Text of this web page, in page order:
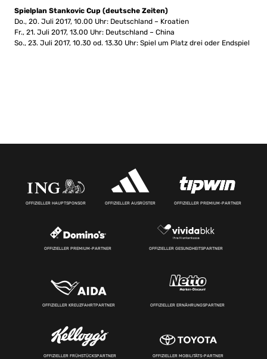
Spielplan Stankovic Cup (deutsche Zeiten)
Do., 20. Juli 2017, 10.00 Uhr: Deutschland – Kroatien
Fr., 21. Juli 2017, 13.00 Uhr: Deutschland – China
So., 23. Juli 2017, 10.30 od. 13.30 Uhr: Spiel um Platz drei oder Endspiel
OFFIZIELLER HAUPTSPONSOR OFFIZIELLER AUSRÜSTER OFFIZIELLER PREMIUM-PARTNER
OFFIZIELLER PREMIUM-PARTNER OFFIZIELLER GESUNDHEITSPARTNER
OFFIZIELLER KREUZFAHRTPARTNER OFFIZIELLER ERNÄHRUNGSPARTNER
OFFIZIELLER FRÜHSTÜCKSPARTNER OFFIZIELLER MOBILITÄTS-PARTNER